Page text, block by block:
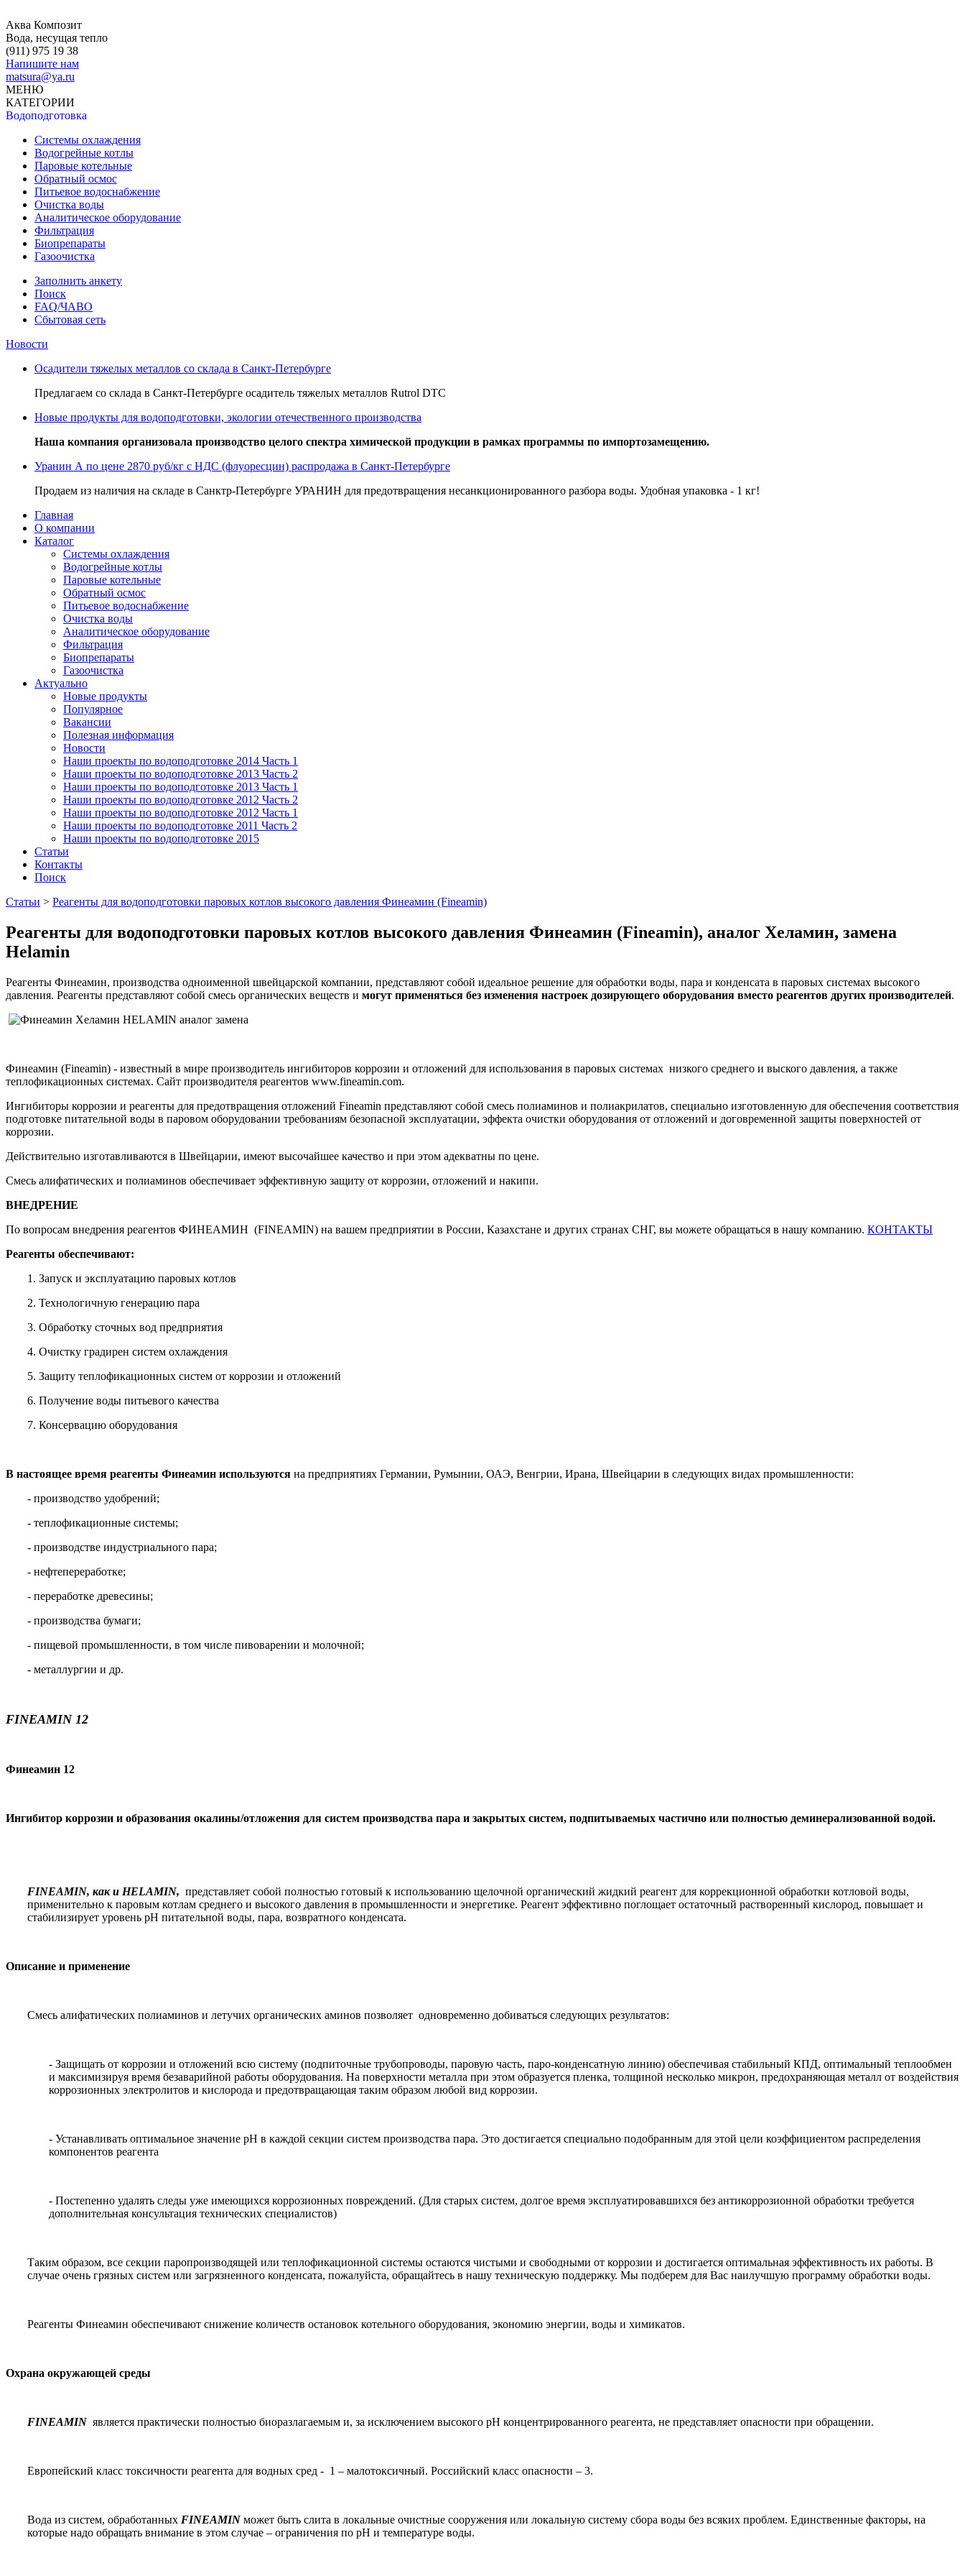
Аква Композит
Вода, несущая тепло
(911) 975 19 38
Напишите нам
matsura@ya.ru
МЕНЮ
КАТЕГОРИИ
Водоподготовка
Системы охлаждения
Водогрейные котлы
Паровые котельные
Обратный осмос
Питьевое водоснабжение
Очистка воды
Аналитическое оборудование
Фильтрация
Биопрепараты
Газоочистка
Заполнить анкету
Поиск
FAQ/ЧАВО
Сбытовая сеть
Новости
Осадители тяжелых металлов со склада в Санкт-Петербурге
Предлагаем со склада в Санкт-Петербурге осадитель тяжелых металлов Rutrol DTC
Новые продукты для водоподготовки, экологии отечественного производства
Наша компания организовала производство целого спектра химической продукции в рамках программы по импортозамещению.
Уранин А по цене 2870 руб/кг с НДС (флуоресцин) распродажа в Санкт-Петербурге
Продаем из наличия на складе в Санктр-Петербурге УРАНИН для предотвращения несанкционированного разбора воды. Удобная упаковка - 1 кг!
Главная
О компании
Каталог
Системы охлаждения
Водогрейные котлы
Паровые котельные
Обратный осмос
Питьевое водоснабжение
Очистка воды
Аналитическое оборудование
Фильтрация
Биопрепараты
Газоочистка
Актуально
Новые продукты
Популярное
Вакансии
Полезная информация
Новости
Наши проекты по водоподготовке 2014 Часть 1
Наши проекты по водоподготовке 2013 Часть 2
Наши проекты по водоподготовке 2013 Часть 1
Наши проекты по водоподготовке 2012 Часть 2
Наши проекты по водоподготовке 2012 Часть 1
Наши проекты по водоподготовке 2011 Часть 2
Наши проекты по водоподготовке 2015
Статьи
Контакты
Поиск
Статьи > Реагенты для водоподготовки паровых котлов высокого давления Финеамин (Fineamin)
Реагенты для водоподготовки паровых котлов высокого давления Финеамин (Fineamin), аналог Хеламин, замена
Helamin
Реагенты Финеамин, производства одноименной швейцарской компании, представляют собой идеальное решение для обработки воды, пара и конденсата в паровых системах высокого
давления. Реагенты представляют собой смесь органических веществ и могут применяться без изменения настроек дозирующего оборудования вместо реагентов других производителей.
Финеамин (Fineamin) - известный в мире производитель ингибиторов коррозии и отложений для использования в паровых системах низкого среднего и выского давления, а также
теплофикационных системах. Сайт производителя реагентов www.fineamin.com.
Ингибиторы коррозии и реагенты для предотвращения отложений Fineamin представляют собой смесь полиаминов и полиакрилатов, специально изготовленную для обеспечения соответствия
подготовке питательной воды в паровом оборудовании требованиям безопасной эксплуатации, эффекта очистки оборудования от отложений и договременной защиты поверхностей от
коррозии.
Действительно изготавливаются в Швейцарии, имеют высочайшее качество и при этом адекватны по цене.
Смесь алифатических и полиаминов обеспечивает эффективную защиту от коррозии, отложений и накипи.
ВНЕДРЕНИЕ
По вопросам внедрения реагентов ФИНЕАМИН (FINEAMIN) на вашем предприятии в России, Казахстане и других странах СНГ, вы можете обращаться в нашу компанию. КОНТАКТЫ
Реагенты обеспечивают:
1. Запуск и эксплуатацию паровых котлов
2. Технологичную генерацию пара
3. Обработку сточных вод предприятия
4. Очистку градирен систем охлаждения
5. Защиту теплофикационных систем от коррозии и отложений
6. Получение воды питьевого качества
7. Консервацию оборудования
В настоящее время реагенты Финеамин используются на предприятиях Германии, Румынии, ОАЭ, Венгрии, Ирана, Швейцарии в следующих видах промышленности:
- производство удобрений;
- теплофикационные системы;
- производстве индустриального пара;
- нефтепереработке;
- переработке древесины;
- производства бумаги;
- пищевой промышленности, в том числе пивоварении и молочной;
- металлургии и др.
FINEAMIN 12
Финеамин 12
Ингибитор коррозии и образования окалины/отложения для систем производства пара и закрытых систем, подпитываемых частично или полностью деминерализованной водой.
FINEAMIN, как и HELAMIN, представляет собой полностью готовый к использованию щелочной органический жидкий реагент для коррекционной обработки котловой воды,
применительно к паровым котлам среднего и высокого давления в промышленности и энергетике. Реагент эффективно поглощает остаточный растворенный кислород, повышает и
стабилизирует уровень pH питательной воды, пара, возвратного конденсата.
Описание и применение
Смесь алифатических полиаминов и летучих органических аминов позволяет одновременно добиваться следующих результатов:
- Защищать от коррозии и отложений всю систему (подпиточные трубопроводы, паровую часть, паро-конденсатную линию) обеспечивая стабильный КПД, оптимальный теплообмен
и максимизируя время безаварийной работы оборудования. На поверхности металла при этом образуется пленка, толщиной несколько микрон, предохраняющая металл от воздействия
коррозионных электролитов и кислорода и предотвращающая таким образом любой вид коррозии.
- Устанавливать оптимальное значение рН в каждой секции систем производства пара. Это достигается специально подобранным для этой цели коэффициентом распределения
компонентов реагента
- Постепенно удалять следы уже имеющихся коррозионных повреждений. (Для старых систем, долгое время эксплуатировавшихся без антикоррозионной обработки требуется
дополнительная консультация технических специалистов)
Таким образом, все секции паропроизводящей или теплофикационной системы остаются чистыми и свободными от коррозии и достигается оптимальная эффективность их работы. В
случае очень грязных систем или загрязненного конденсата, пожалуйста, обращайтесь в нашу техническую поддержку. Мы подберем для Вас наилучшую программу обработки воды.
Реагенты Финеамин обеспечивают снижение количеств остановок котельного оборудования, экономию энергии, воды и химикатов.
Охрана окружающей среды
FINEAMIN является практически полностью биоразлагаемым и, за исключением высокого рН концентрированного реагента, не представляет опасности при обращении.
Европейский класс токсичности реагента для водных сред - 1 – малотоксичный. Российский класс опасности – 3.
Вода из систем, обработанных FINEAMIN может быть слита в локальные очистные сооружения или локальную систему сбора воды без всяких проблем. Единственные факторы, на
которые надо обращать внимание в этом случае – ограничения по рН и температуре воды.